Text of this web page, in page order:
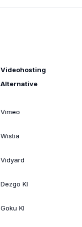
Videohosting
Alternative
Vimeo
Wistia
Vidyard
Dezgo KI
Goku KI